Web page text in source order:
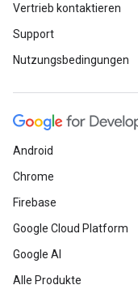
Vertrieb kontaktieren
Support
Nutzungsbedingungen
Android
Chrome
Firebase
Google Cloud Platform
Google AI
Alle Produkte